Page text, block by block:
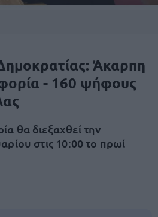
Άκαρπη
- 160 ψήφους
θα διεξαχθεί την
στις 10:00 το πρωί